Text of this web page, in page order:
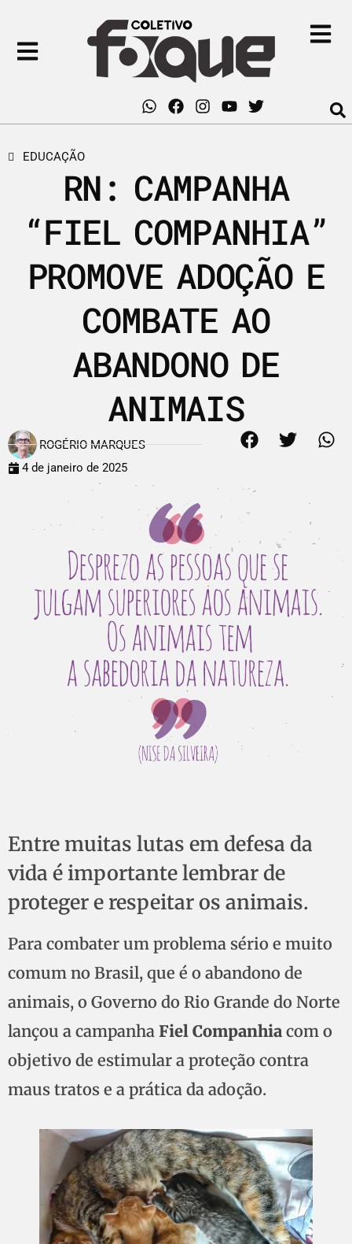
EDUCAÇÃO
RN: CAMPANHA
“FIEL COMPANHIA”
PROMOVE ADOÇÃO E
COMBATE AO
ABANDONO DE
ANIMAIS
ROGÉRIO MARQUES
4 de janeiro de 2025
Entre muitas lutas em defesa da
vida é importante lembrar de
proteger e respeitar os animais.
Para combater um problema sério e muito
comum no Brasil, que é o abandono de
animais, o Governo do Rio Grande do Norte
lançou a campanha Fiel Companhia com o
objetivo de estimular a proteção contra
maus tratos e a prática da adoção.